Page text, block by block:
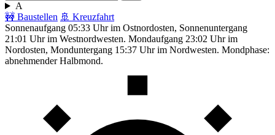
A
🚧 Baustellen 🚢 Kreuzfahrt
Sonnenaufgang 05:33 Uhr im Ostnordosten, Sonnenuntergang
21:01 Uhr im Westnordwesten. Mondaufgang 23:02 Uhr im
Nordosten, Monduntergang 15:37 Uhr im Nordwesten. Mondphase:
abnehmender Halbmond.